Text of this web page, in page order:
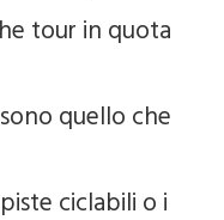
tour in quota
quello che
ciclabili o i